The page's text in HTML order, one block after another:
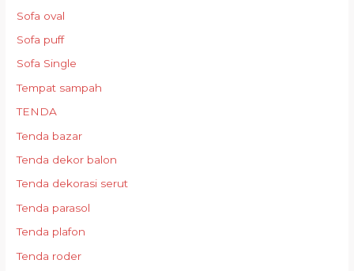
Sofa oval
Sofa puff
Sofa Single
Tempat sampah
TENDA
Tenda bazar
Tenda dekor balon
Tenda dekorasi serut
Tenda parasol
Tenda plafon
Tenda roder